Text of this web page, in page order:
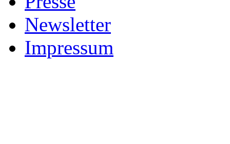
Newsletter
Impressum